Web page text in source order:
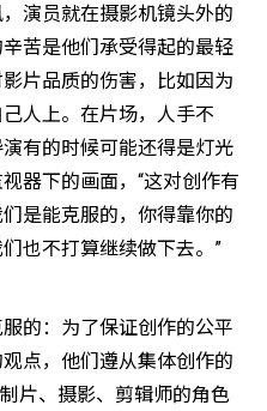
演员就在摄影机镜头外的
苦是他们承受得起的最轻
片品质的伤害，比如因为
人上。在片场，人手不
有的时候可能还得是灯光
器下的画面，“这对创作有
是能克服的，你得靠你的
也不打算继续做下去。”
的：为了保证创作的公平
点，他们遵从集体创作的
片、摄影、剪辑师的角色